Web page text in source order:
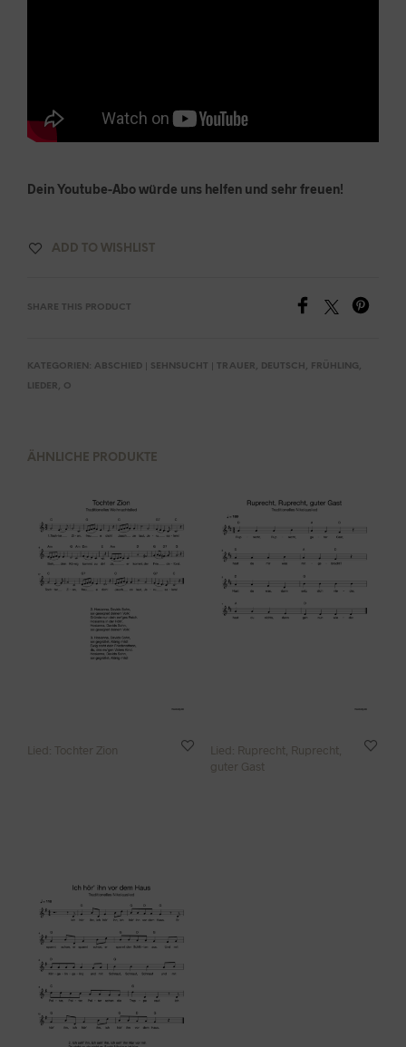
Dein Youtube-Abo würde uns helfen und sehr freuen!
ADD TO WISHLIST
SHARE THIS PRODUCT
KATEGORIEN: ABSCHIED | SEHNSUCHT | TRAUER, DEUTSCH , FRÜHLING,
LIEDER, O
ÄHNLICHE PRODUKTE
Lied: Tochter Zion
Lied: Ruprecht, Ruprecht,
guter Gast